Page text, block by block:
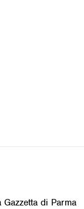
di Parma